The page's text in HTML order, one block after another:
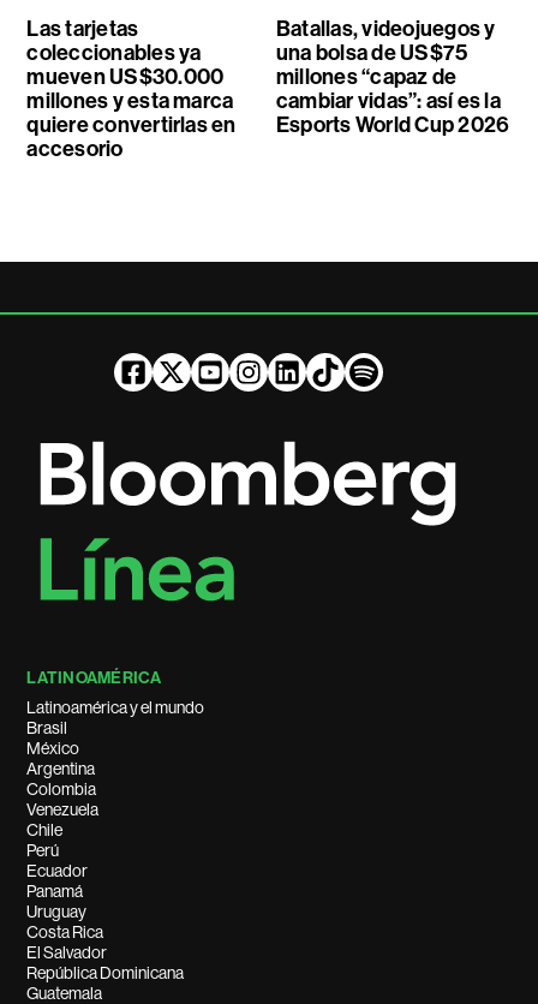
Las tarjetas
coleccionables ya
mueven US$30.000
millones y esta marca
quiere convertirlas en
accesorio
Batallas, videojuegos y
una bolsa de US$75
millones “capaz de
cambiar vidas”: así es la
Esports World Cup 2026
LATINOAMÉRICA
Latinoamérica y el mundo
Brasil
México
Argentina
Colombia
Venezuela
Chile
Perú
Ecuador
Panamá
Uruguay
Costa Rica
El Salvador
República Dominicana
Guatemala